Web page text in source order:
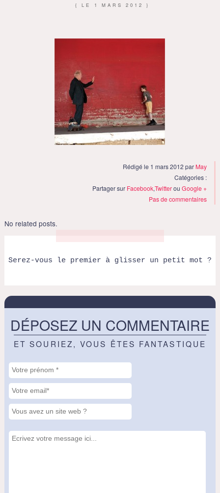
{ LE 1 MARS 2012 }
Rédigé le 1 mars 2012 par May
Catégories :
Partager sur Facebook,TwitterouGoogle +
Pas de commentaires
No related posts.
Serez-vous le premier à glisser un petit mot ?
DÉPOSEZ UN COMMENTAIRE
ET SOURIEZ, VOUS ÊTES FANTASTIQUE